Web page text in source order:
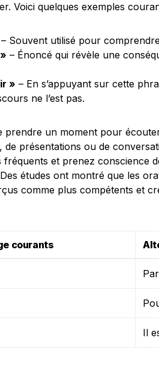
Voici quelques exemples
– Souvent utilisé pour
– Énoncé qui révèle une
» – En s’appuyant sur cette
ne l’est pas.
prendre un moment pour
de présentations ou de
fréquents et prenez conscience
études ont montré que les
comme plus compétents et
courants
Il